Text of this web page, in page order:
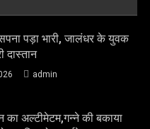
पड़ा भारी, जालंधर के युवक
दास्तान
admin
का अल्टीमेटम,गन्ने की बकाया